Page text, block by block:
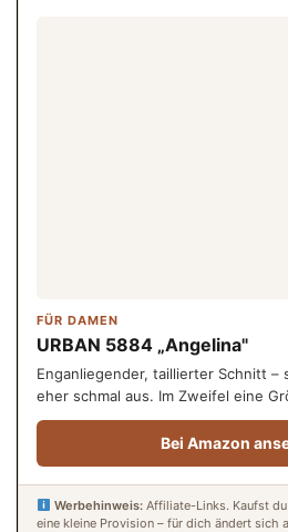
FÜR DAMEN
URBAN 5884 „Angelina"
Enganliegender, taillierter Schnitt
eher schmal aus. Im Zweifel eine
Bei Amazon
Werbehinweis:Affiliate-Links. Kaufst du
eine kleine Provision – für dich ändert sich